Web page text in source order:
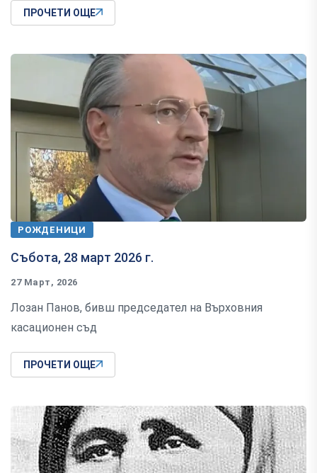
ПРОЧЕТИ ОЩЕ
РОЖДЕНИЦИ
Събота, 28 март 2026 г.
27 Март, 2026
Лозан Панов, бивш председател на Върховния
касационен съд
ПРОЧЕТИ ОЩЕ